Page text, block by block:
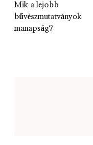
Mik a lejobb
bűvészmutatványok
manapság?